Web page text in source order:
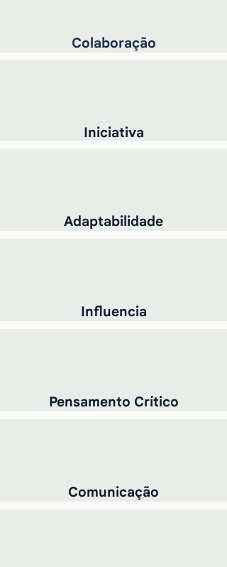
Colaboração
Iniciativa
Adaptabilidade
Influencia
Pensamento Crítico
Comunicação